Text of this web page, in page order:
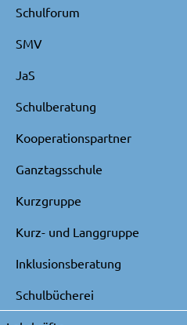
Schulforum
SMV
JaS
Schulberatung
Kooperationspartner
Ganztagsschule
Kurzgruppe
Kurz- und Langgruppe
Inklusionsberatung
Schulbücherei